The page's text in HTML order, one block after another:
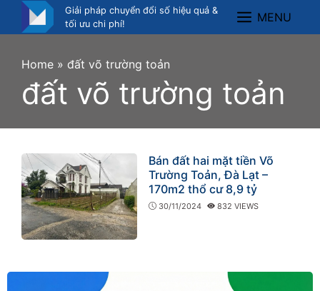
Giải pháp chuyển đổi số hiệu quả &
tối ưu chi phí!
Menu
MENU
Home » đất võ trường toản
đất võ trường toản
Bán đất hai mặt tiền Võ
Trường Toản, Đà Lạt –
170m2 thổ cư 8,9 tỷ
30/11/2024 832 VIEWS